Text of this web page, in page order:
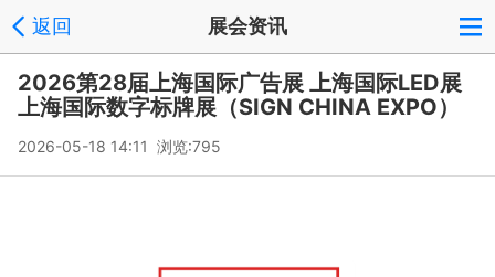
返回 展会资讯
2026第28届上海国际广告展 上海国际LED展
上海国际数字标牌展（SIGN CHINA EXPO）
2026-05-18 14:11 浏览:795